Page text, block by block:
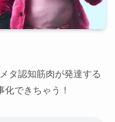
認知筋肉が発達する
化できちゃう！